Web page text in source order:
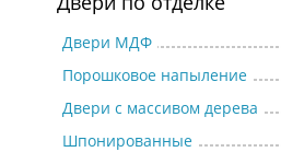
Двери по
Двери по
Двери МДФ
Порошковое напыление
Двери с массивом дерева
Шпонированные